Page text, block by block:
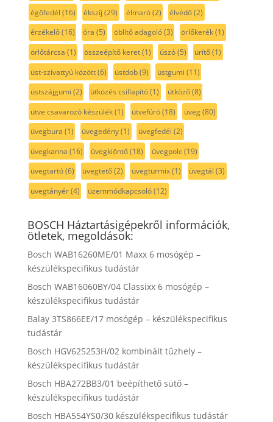
égőfedél (16) ékszíj (29) élmaró(2) élvédő(2)
érzékelő(16) óra (5) öblítő adagoló(3) örlőkerék(1)
örlőtárcsa (1) összeépítő keret(1) úszó(5) ürítő(1)
üst-szivattyú között(6) üstdob(9) üstgumi (11)
üstszájgumi (2) ütközés csillapító(1) ütköző(8)
ütve csavarozó készülék(1) ütvefúró(18) üveg(80)
üvegbura (1) üvegedény(1) üvegfedél (2)
üvegkanna (16) üvegkiöntő(18) üvegpolc(19)
üvegtartó(6) üvegtető(2) üvegturmix(1) üvegtál (3)
üvegtányér(4) üzemmódkapcsoló(12)
BOSCH Háztartásigépekről információk,
ötletek, megoldások:
Bosch WAB16260ME/01 Maxx 6 mosógép –
készülékspecifikus tudástár
Bosch WAB16060BY/04 Classixx 6 mosógép –
készülékspecifikus tudástár
Balay 3TS866EE/17 mosógép – készülékspecifikus
tudástár
Bosch HGV625253H/02 kombinált tűzhely –
készülékspecifikus tudástár
Bosch HBA272BB3/01 beépíthető sütő –
készülékspecifikus tudástár
Bosch HBA554YS0/30 készülékspecifikus tudástár